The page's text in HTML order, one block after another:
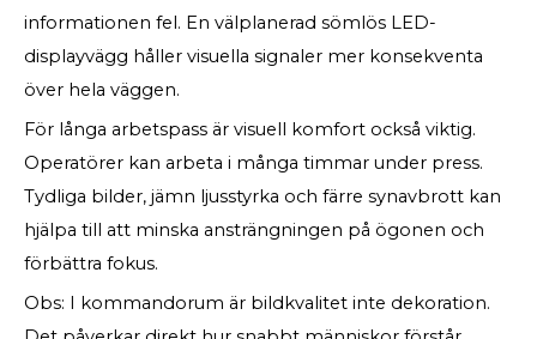
informationen fel. En välplanerad sömlös LED-
displayvägg håller visuella signaler mer konsekventa
över hela väggen.
För långa arbetspass är visuell komfort också viktig.
Operatörer kan arbeta i många timmar under press.
Tydliga bilder, jämn ljusstyrka och färre synavbrott kan
hjälpa till att minska ansträngningen på ögonen och
förbättra fokus.
Obs: I kommandorum är bildkvalitet inte dekoration.